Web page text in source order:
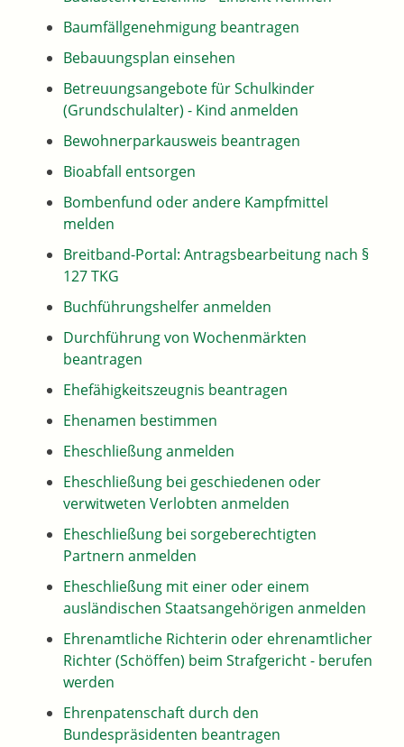
Baumfällgenehmigung beantragen
Bebauungsplan einsehen
Betreuungsangebote für Schulkinder
(Grundschulalter) - Kind anmelden
Bewohnerparkausweis beantragen
Bioabfall entsorgen
Bombenfund oder andere Kampfmittel
melden
Breitband-Portal: Antragsbearbeitung nach §
127 TKG
Buchführungshelfer anmelden
Durchführung von Wochenmärkten
beantragen
Ehefähigkeitszeugnis beantragen
Ehenamen bestimmen
Eheschließung anmelden
Eheschließung bei geschiedenen oder
verwitweten Verlobten anmelden
Eheschließung bei sorgeberechtigten
Partnern anmelden
Eheschließung mit einer oder einem
ausländischen Staatsangehörigen anmelden
Ehrenamtliche Richterin oder ehrenamtlicher
Richter (Schöffen) beim Strafgericht - berufen
werden
Ehrenpatenschaft durch den
Bundespräsidenten beantragen